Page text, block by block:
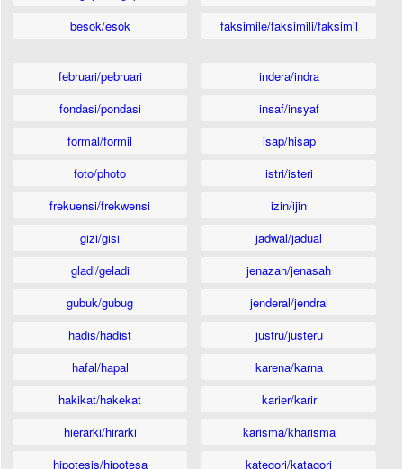
besok/esok
faksimile/faksimili/faksimil
februari/pebruari
fondasi/pondasi
formal/formil
foto/photo
frekuensi/frekwensi
gizi/gisi
gladi/geladi
gubuk/gubug
hadis/hadist
hafal/hapal
hakikat/hakekat
hierarki/hirarki
hipotesis/hipotesa
indera/indra
insaf/insyaf
isap/hisap
istri/isteri
izin/ijin
jadwal/jadual
jenazah/jenasah
jenderal/jendral
justru/justeru
karena/karna
karier/karir
karisma/kharisma
kategori/katagori